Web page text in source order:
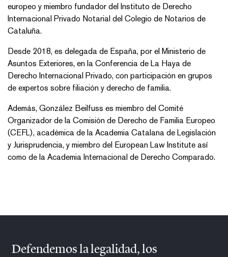
europeo y miembro fundador del Instituto de Derecho
Internacional Privado Notarial del Colegio de Notarios de
Cataluña.
Desde 2018, es delegada de España, por el Ministerio de
Asuntos Exteriores, en la Conferencia de La Haya de
Derecho Internacional Privado, con participación en grupos
de expertos sobre filiación y derecho de familia.
Además, González Beilfuss es miembro del Comité
Organizador de la Comisión de Derecho de Familia Europeo
(CEFL), académica de la Academia Catalana de Legislación
y Jurisprudencia, y miembro del European Law Institute así
como de la Academia Internacional de Derecho Comparado.
Defendemos la legalidad, los